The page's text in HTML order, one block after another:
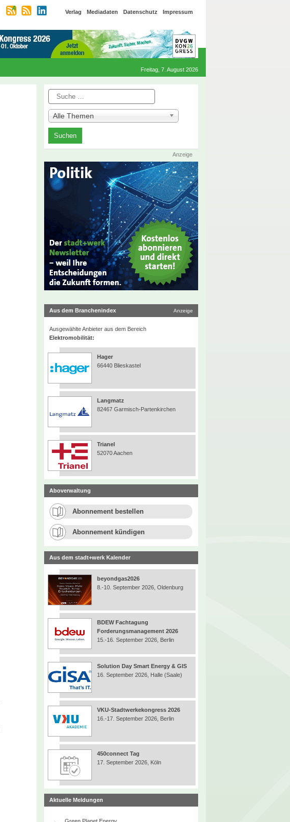
Verlag Mediadaten Datenschutz Impressum
Freitag, 7. August 2026
Suche
Alle Themen
Anzeige
Aus dem Branchenindex Anzeige
Ausgewählte Anbieter aus dem Bereich
Elektromobilität:
Hager
66440 Blieskastel
Langmatz
82467 Garmisch-Partenkirchen
Trianel
52070 Aachen
Aboverwaltung
Abonnement bestellen
Abonnement kündigen
Aus dem stadt+werk Kalender
beyondgas2026
8.-10. September 2026, Oldenburg
BDEW Fachtagung
Forderungsmanagement 2026
15.-16. September 2026, Berlin
Solution Day Smart Energy & GIS
16. September 2026, Halle (Saale)
VKU-Stadtwerkekongress 2026
16.-17. September 2026, Berlin
450connect Tag
17. September 2026, Köln
Aktuelle Meldungen
Green Planet Energy